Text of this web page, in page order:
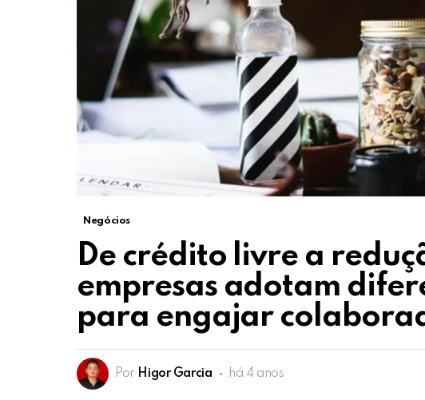
Negócios
De crédito livre a
empresas adotam
para engajar
Por Higor Garcia há 4 anos